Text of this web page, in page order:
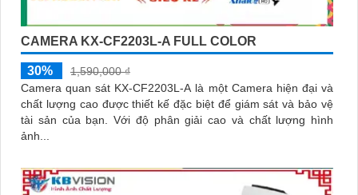
CAMERA KX-CF2203L-A FULL COLOR
30%
1,590,000 ₫
Camera quan sát KX-CF2203L-A là một Camera hiện đại và
chất lượng cao được thiết kế đặc biệt để giám sát và bảo vệ
tài sản của bạn. Với độ phân giải cao và chất lượng hình
ảnh...